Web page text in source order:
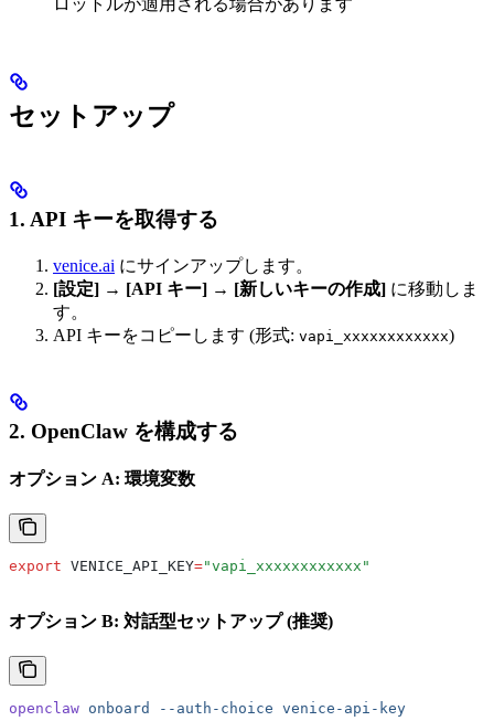
ロットルが適用される場合があります
セットアップ
1. API キーを取得する
venice.ai にサインアップします。
[設定] → [API キー] → [新しいキーの作成] に移動しま
す。
API キーをコピーします (形式: vapi_xxxxxxxxxxxx)
2. OpenClaw を構成する
オプション A: 環境変数
export VENICE_API_KEY="vapi_xxxxxxxxxxxx"
オプション B: 対話型セットアップ (推奨)
openclaw onboard --auth-choice venice-api-key